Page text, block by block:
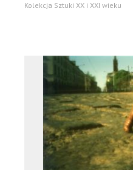
Kolekcja Sztuki XX i XXI wieku